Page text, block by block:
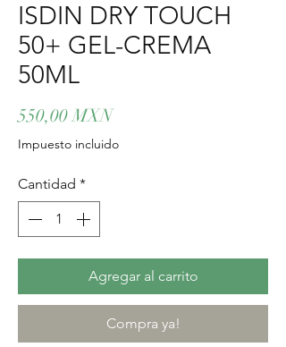
ISDIN DRY TOUCH
50+ GEL-CREMA
50ML
550,00 MXNPrecio
Impuesto incluido
Cantidad *
Agregar al carrito
Compra ya!